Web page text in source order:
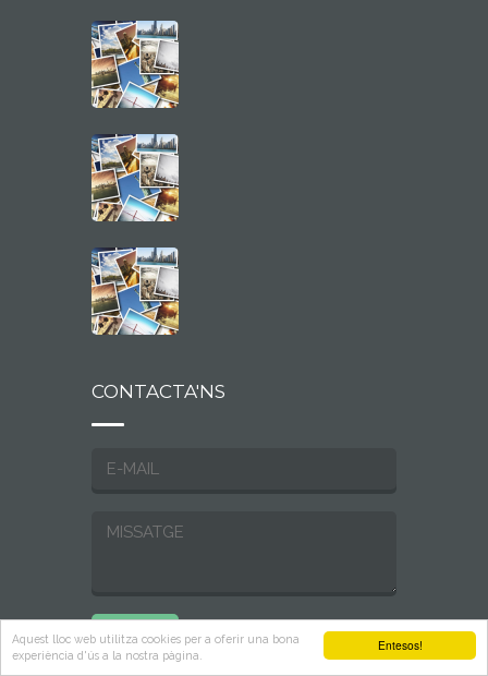
Entesos!
Aquest lloc web utilitza cookies per a oferir una bona
experiència d'ús a la nostra pàgina.
CONTACTA'NS